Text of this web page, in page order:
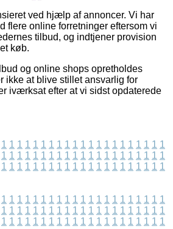
ved hjælp af annoncer. Vi har
flere online forretninger eftersom vi
tilbud, og indtjener provision
køb.
og online shops opretholdes
ikke at blive stillet ansvarlig for
iværksat efter at vi sidst opdaterede
1 1 1 1 1 1 1 1 1 1 1 1 1 1 1 1 1 1 1 1 1
1 1 1 1 1 1 1 1 1 1 1 1 1 1 1 1 1 1 1 1 1
1 1 1 1 1 1 1 1 1 1 1 1 1 1 1 1 1 1 1 1 1
1 1 1 1 1 1 1 1 1 1 1 1 1 1 1 1 1 1 1 1 1
1 1 1 1 1 1 1 1 1 1 1 1 1 1 1 1 1 1 1 1 1
1 1 1 1 1 1 1 1 1 1 1 1 1 1 1 1 1 1 1 1 1